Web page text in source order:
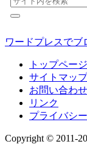
ワードプレスでブ
トップページ
サイトマップ
お問い合わせ
リンク
プライバシ
Copyright © 2011-